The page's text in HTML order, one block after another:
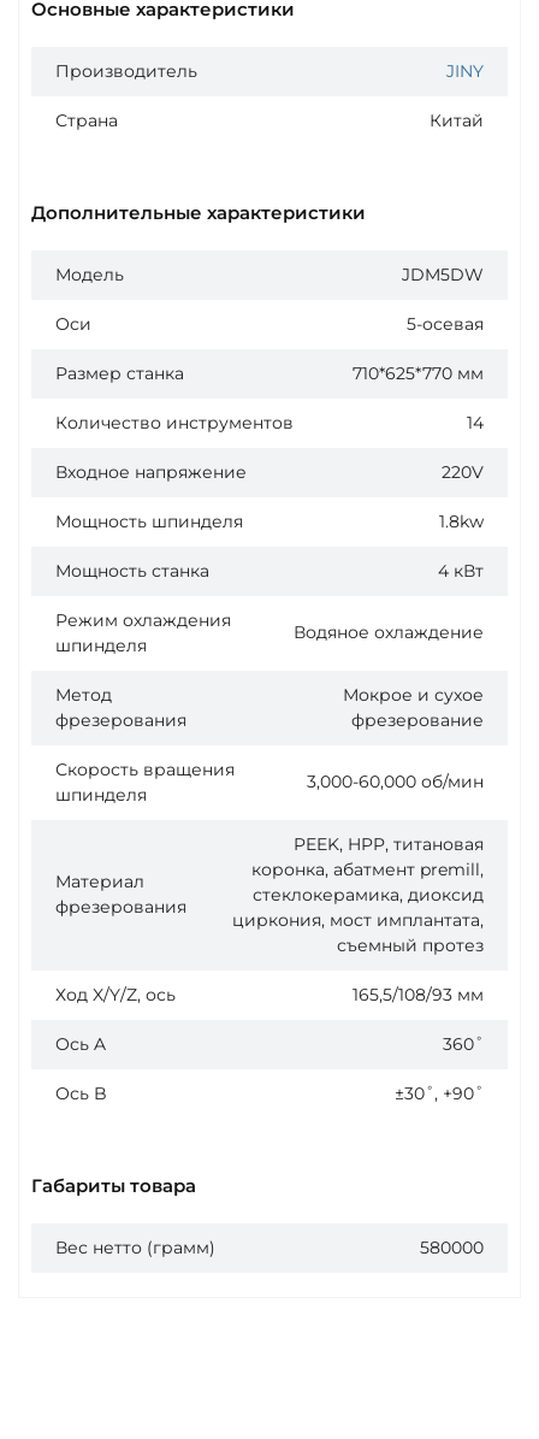
Основные характеристики
Производитель JINY
Страна Китай
Дополнительные характеристики
Модель JDM5DW
Оси 5-осевая
Размер станка 710*625*770 мм
Количество инструментов 14
Входное напряжение 220V
Мощность шпинделя 1.8kw
Мощность станка 4 кВт
Режим охлаждения
шпинделя
Водяное охлаждение
Метод
фрезерования
Мокрое и сухое
фрезерование
Скорость вращения
шпинделя
3,000-60,000 об/мин
Материал
фрезерования
PEEK, HPP, титановая
коронка, абатмент premill,
стеклокерамика, диоксид
циркония, мост имплантата,
съемный протез
Ход X/Y/Z, ось 165,5/108/93 мм
Ось A 360˚
Ось B ±30˚, +90˚
Габариты товара
Вес нетто (грамм) 580000